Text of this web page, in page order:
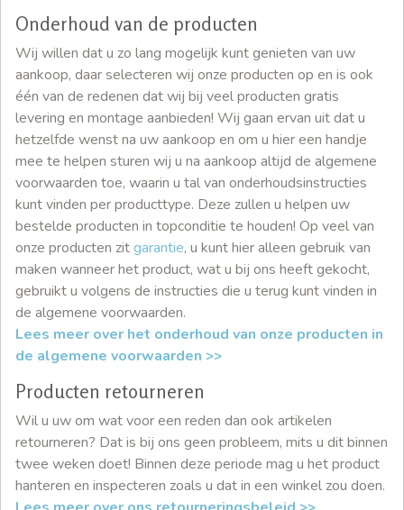
Onderhoud van de producten
Wij willen dat u zo lang mogelijk kunt genieten van uw
aankoop, daar selecteren wij onze producten op en is ook
één van de redenen dat wij bij veel producten gratis
levering en montage aanbieden! Wij gaan ervan uit dat u
hetzelfde wenst na uw aankoop en om u hier een handje
mee te helpen sturen wij u na aankoop altijd de algemene
voorwaarden toe, waarin u tal van onderhoudsinstructies
kunt vinden per producttype. Deze zullen u helpen uw
bestelde producten in topconditie te houden! Op veel van
onze producten zitgarantie, u kunt hier alleen gebruik van
maken wanneer het product, wat u bij ons heeft gekocht,
gebruikt u volgens de instructies die u terug kunt vinden in
de algemene voorwaarden.
Lees meer over het onderhoud van onze producten in
de algemene voorwaarden >>
Producten retourneren
Wil u uw om wat voor een reden dan ook artikelen
retourneren? Dat is bij ons geen probleem, mits u dit binnen
twee weken doet! Binnen deze periode mag u het product
hanteren en inspecteren zoals u dat in een winkel zou doen.